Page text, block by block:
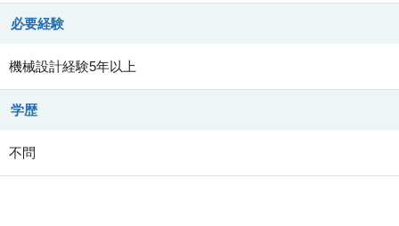
必要経験
機械設計経験5年以上
学歴
不問